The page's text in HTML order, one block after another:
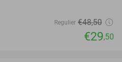
Regulier €48,50
€29,50